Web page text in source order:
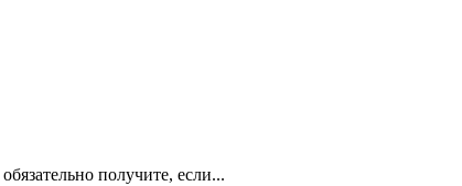
получите, если...